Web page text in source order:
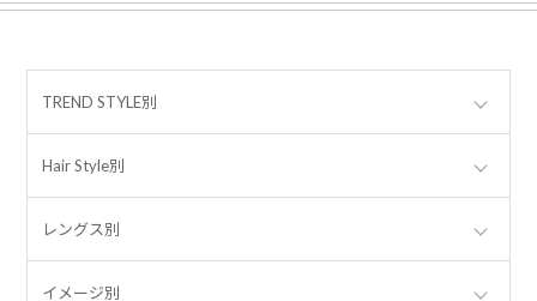
TREND STYLE別
Hair Style別
レングス別
イメージ別